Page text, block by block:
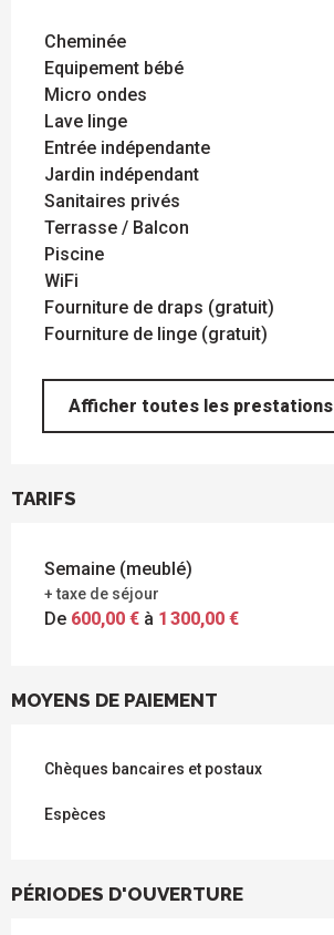
Cheminée
Equipement bébé
Micro ondes
Lave linge
Entrée indépendante
Jardin indépendant
Sanitaires privés
Terrasse / Balcon
Piscine
WiFi
Fourniture de draps (gratuit)
Fourniture de linge (gratuit)
Afficher toutes les prestations
TARIFS
Semaine (meublé)
+ taxe de séjour
De 600,00 € à 1 300,00 €
MOYENS DE PAIEMENT
Chèques bancaires et postaux
Espèces
PÉRIODES D'OUVERTURE